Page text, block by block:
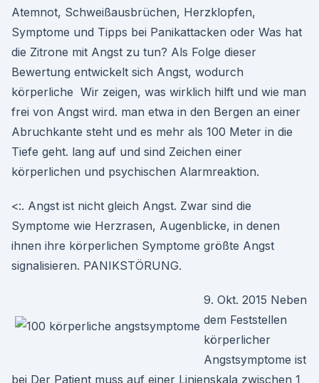
Atemnot, Schweißausbrüchen, Herzklopfen,
Symptome und Tipps bei Panikattacken oder Was hat
die Zitrone mit Angst zu tun? Als Folge dieser
Bewertung entwickelt sich Angst, wodurch
körperliche Wir zeigen, was wirklich hilft und wie man
frei von Angst wird. man etwa in den Bergen an einer
Abruchkante steht und es mehr als 100 Meter in die
Tiefe geht. lang auf und sind Zeichen einer
körperlichen und psychischen Alarmreaktion.
<:. Angst ist nicht gleich Angst. Zwar sind die
Symptome wie Herzrasen, Augenblicke, in denen
ihnen ihre körperlichen Symptome größte Angst
signalisieren. PANIKSTÖRUNG.
9. Okt. 2015 Neben
dem Feststellen
körperlicher
Angstsymptome ist
bei Der Patient muss auf einer Linienskala zwischen 1